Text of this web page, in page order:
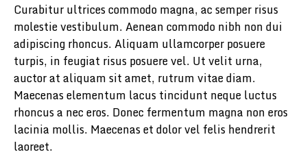
Curabitur ultrices commodo magna, ac semper risus
molestie vestibulum. Aenean commodo nibh non dui
adipiscing rhoncus. Aliquam ullamcorper posuere
turpis, in feugiat risus posuere vel. Ut velit urna,
auctor at aliquam sit amet, rutrum vitae diam.
Maecenas elementum lacus tincidunt neque luctus
rhoncus a nec eros. Donec fermentum magna non eros
lacinia mollis. Maecenas et dolor vel felis hendrerit
laoreet.